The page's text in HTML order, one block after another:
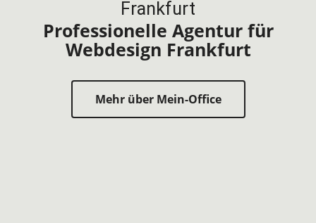
Frankfurt
Professionelle Agentur für
Webdesign Frankfurt
Mehr über Mein-Office